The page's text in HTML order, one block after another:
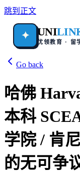
跳到正文
✦ UNI
优领教育 · 留
Go back
哈佛
本科
学院 / 肯
的无可争